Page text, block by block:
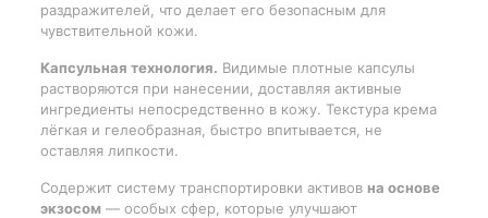
раздражителей, что делает его безопасным для
чувствительной кожи.
Капсульная технология. Видимые плотные капсулы
растворяются при нанесении, доставляя активные
ингредиенты непосредственно в кожу. Текстура крема
лёгкая и гелеобразная, быстро впитывается, не
оставляя липкости.
Содержит систему транспортировки активов на основе
экзосом— особых сфер, которые улучшают